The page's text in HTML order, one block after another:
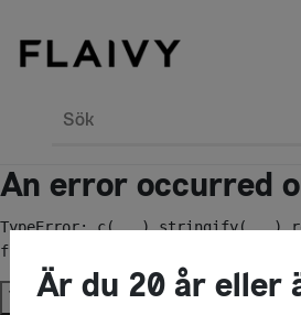
Sök
An error occurred
TypeError:
function
Try againÄr du 20 år eller